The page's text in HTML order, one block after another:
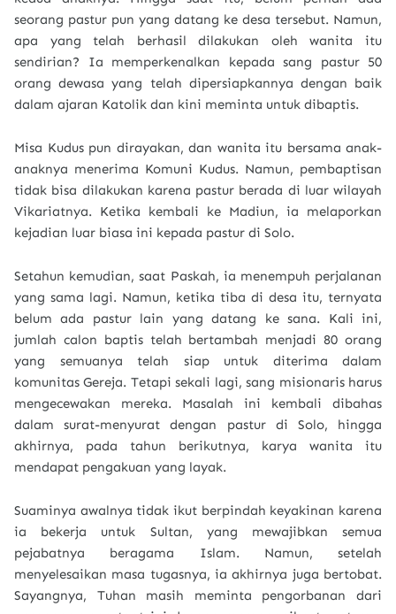
seorang pastur pun yang datang ke desa tersebut. Namun,
apa yang telah berhasil dilakukan oleh wanita itu
sendirian? Ia memperkenalkan kepada sang pastur 50
orang dewasa yang telah dipersiapkannya dengan baik
dalam ajaran Katolik dan kini meminta untuk dibaptis.
Misa Kudus pun dirayakan, dan wanita itu bersama anak-
anaknya menerima Komuni Kudus. Namun, pembaptisan
tidak bisa dilakukan karena pastur berada di luar wilayah
Vikariatnya. Ketika kembali ke Madiun, ia melaporkan
kejadian luar biasa ini kepada pastur di Solo.
Setahun kemudian, saat Paskah, ia menempuh perjalanan
yang sama lagi. Namun, ketika tiba di desa itu, ternyata
belum ada pastur lain yang datang ke sana. Kali ini,
jumlah calon baptis telah bertambah menjadi 80 orang
yang semuanya telah siap untuk diterima dalam
komunitas Gereja. Tetapi sekali lagi, sang misionaris harus
mengecewakan mereka. Masalah ini kembali dibahas
dalam surat-menyurat dengan pastur di Solo, hingga
akhirnya, pada tahun berikutnya, karya wanita itu
mendapat pengakuan yang layak.
Suaminya awalnya tidak ikut berpindah keyakinan karena
ia bekerja untuk Sultan, yang mewajibkan semua
pejabatnya beragama Islam. Namun, setelah
menyelesaikan masa tugasnya, ia akhirnya juga bertobat.
Sayangnya, Tuhan masih meminta pengorbanan dari